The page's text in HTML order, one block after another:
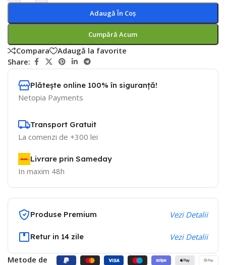
Adaugă În Coș
Cumpără Acum
Compara
Adaugă la favorite
Share:
Plătește online 100% în siguranță!
Netopia Payments
Transport Gratuit
La comenzi de +300 lei
Livrare prin Sameday
In maxim 48h
Produse Premium Vezi Detalii
Retur in 14 zile Vezi Detalii
Metode de